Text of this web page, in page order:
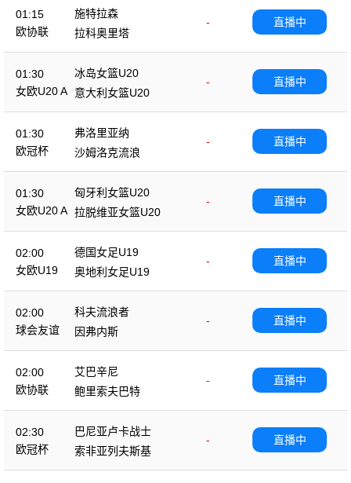
01:15
欧协联
施特拉森
-
拉科奥里塔
直播中
01:30
女欧U20 A
冰岛女篮U20
-
意大利女篮U20
直播中
01:30
欧冠杯
弗洛里亚纳
-
沙姆洛克流浪
直播中
01:30
女欧U20 A
匈牙利女篮U20
-
拉脱维亚女篮U20
直播中
02:00
女欧U19
德国女足U19
-
奥地利女足U19
直播中
02:00
球会友谊
科夫流浪者
-
因弗内斯
直播中
02:00
欧协联
艾巴辛尼
-
鲍里索夫巴特
直播中
02:30
欧冠杯
巴尼亚卢卡战士
-
索非亚列夫斯基
直播中